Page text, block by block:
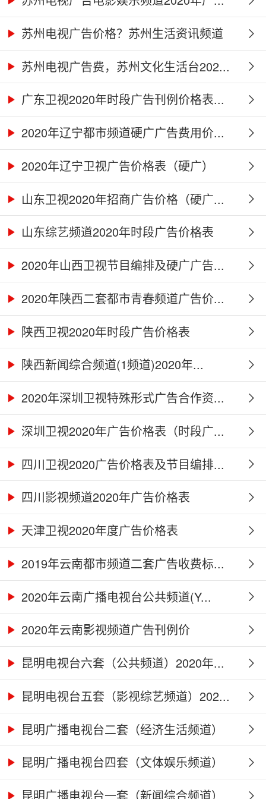
苏州电视广告价格？苏州生活资讯频道
2...苏州电视广告费，苏州文化生活台202...
广东卫视2020年时段广告刊例价格表...
2020年辽宁都市频道硬广广告费用价...
2020年辽宁卫视广告价格表（硬广）
山东卫视2020年招商广告价格（硬广...
山东综艺频道2020年时段广告价格表
2020年山西卫视节目编排及硬广广告...
2020年陕西二套都市青春频道广告价...
陕西卫视2020年时段广告价格表
陕西新闻综合频道(1频道)2020年...
2020年深圳卫视特殊形式广告合作资...
深圳卫视2020年广告价格表（时段广...
四川卫视2020广告价格表及节目编排...
四川影视频道2020年广告价格表
天津卫视2020年度广告价格表
2019年云南都市频道二套广告收费标...
2020年云南广播电视台公共频道(Y...
2020年云南影视频道广告刊例价
昆明电视台六套（公共频道）2020年...
昆明电视台五套（影视综艺频道）202...
昆明广播电视台二套（经济生活频道）
2... 昆明广播电视台四套（文体娱乐频道）
2... 昆明广播电视台一套（新闻综合频道）